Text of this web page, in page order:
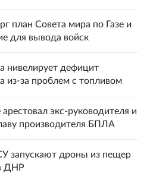
план Совета мира по Газе и
для вывода войск
нивелирует дефицит
из-за проблем с топливом
экс-руководителя и
производителя БПЛА
запускают дроны из пещер
ДНР